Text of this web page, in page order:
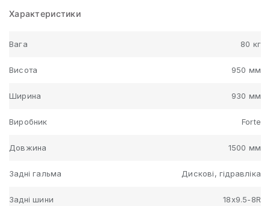
Характеристики
Вага 80 кг
Висота 950 мм
Ширина 930 мм
Виробник Forte
Довжина 1500 мм
Задні гальма Дискові, гідравліка
Задні шини 18х9.5-8R